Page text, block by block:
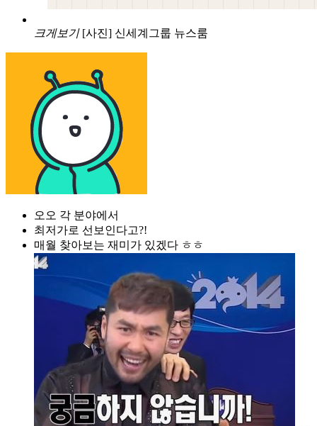
크게보기 [사진] 신세계그룹 뉴스룸
오오 각 분야에서
최저가로 선보인다고?!
매월 찾아보는 재미가 있겠다 ㅎㅎ